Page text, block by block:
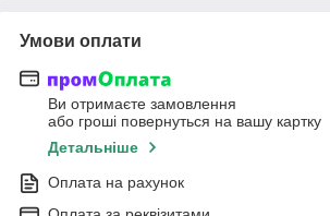
Умови оплати
Ви отримаєте замовлення
або гроші повернуться на вашу картку
Детальніше
Оплата на рахунок